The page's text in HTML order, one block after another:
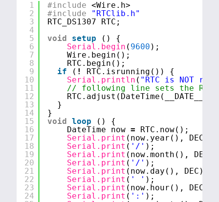
1
2
3
4
5
6
7
8
9
10
11
12
13
14
15
16
17
18
19
20
21
22
23
24
#include
<Wire.h>
#include
"RTClib.h"
RTC_DS1307 RTC;
void
setup
() {
Serial.begin ( 9600 );
Wire.begin();
RTC.begin();
if
( !
RTC.isrunning()) {
Serial.println ( "RTC is NOT
// following line sets the RTC
RTC.adjust(DateTime(__DATE__,
}
}
void
loop
() {
DateTime now =
RTC.now();
Serial.print (now.year(), DEC);
Serial.print ( '/' );
Serial.print (now.month(), DEC);
Serial.print ( '/' );
Serial.print (now.day(), DEC);
Serial.print ( ' ' );
Serial.print (now.hour(), DEC);
Serial.print ( ':' );